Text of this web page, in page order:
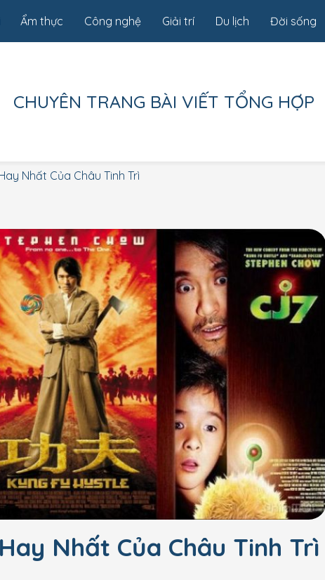
Ẩm thực Công nghệ Giải trí Du lịch Đời sống
CHUYÊN TRANG BÀI VIẾT TỔNG HỢP
Nhất Của Châu Tinh Trì
Nhất Của Châu Tinh Trì